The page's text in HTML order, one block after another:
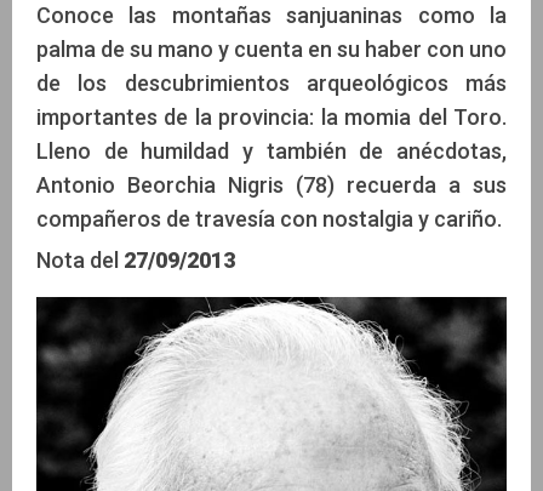
Mónica Martín
Conoce las montañas sanjuaninas como la
palma de su mano y cuenta en su haber con uno
de los descubrimientos arqueológicos más
importantes de la provincia: la momia del Toro.
Lleno de humildad y también de anécdotas,
Antonio Beorchia Nigris (78) recuerda a sus
compañeros de travesía con nostalgia y cariño.
Nota del 27/09/2013